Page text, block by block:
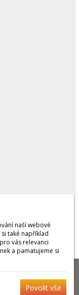
služeb
Více
✖
naší webové
také například
vás relevanci
a pamatujeme si
Povolit vše